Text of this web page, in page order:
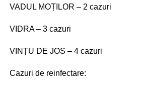
VADUL MOȚILOR – 2 cazuri
VIDRA – 3 cazuri
VINȚU DE JOS – 4 cazuri
Cazuri de reinfectare: